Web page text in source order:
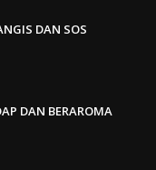
DAN SOS
DAN BERAROMA